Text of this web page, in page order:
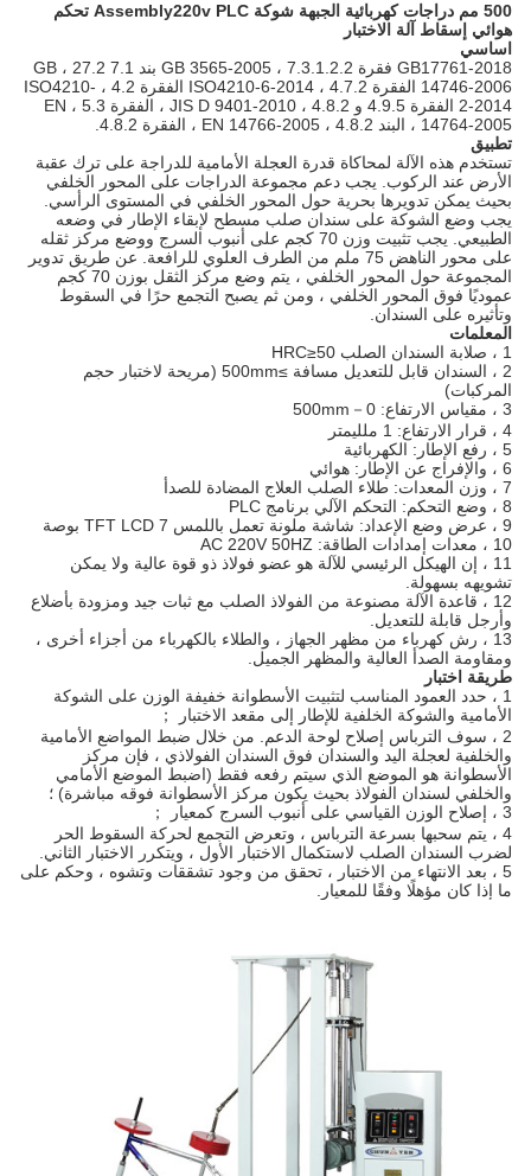
500 مم دراجات كهربائية الجبهة شوكة Assembly220v PLC تحكم
هوائي إسقاط آلة الاختبار
اساسي
GB17761-2018 فقرة 7.3.1.2.2 ، GB 3565-2005 بند 7.1 27.2 ، GB
14746-2006 الفقرة 4.7.2 ، ISO4210-6-2014 الفقرة 4.2 ، ISO4210-
2-2014 الفقرة 4.9.5 و 4.8.2 ، JIS D 9401-2010 ، الفقرة 5.3 ، EN
14764-2005 ، البند 4.8.2 ، EN 14766-2005 ، الفقرة 4.8.2.
تطبيق
تستخدم هذه الآلة لمحاكاة قدرة العجلة الأمامية للدراجة على ترك عقبة
الأرض عند الركوب. يجب دعم مجموعة الدراجات على المحور الخلفي
بحيث يمكن تدويرها بحرية حول المحور الخلفي في المستوى الرأسي.
يجب وضع الشوكة على سندان صلب مسطح لإبقاء الإطار في وضعه
الطبيعي. يجب تثبيت وزن 70 كجم على أنبوب السرج ووضع مركز ثقله
على محور الناهض 75 ملم من الطرف العلوي للرافعة. عن طريق تدوير
المجموعة حول المحور الخلفي ، يتم وضع مركز الثقل بوزن 70 كجم
عموديًا فوق المحور الخلفي ، ومن ثم يصبح التجمع حرًا في السقوط
وتأثيره على السندان.
المعلمات
2 ، السندان قابل للتعديل مسافة ≥500mm (مريحة لاختبار حجم
المركبات)
4 ، قرار الارتفاع: 1 ملليمتر
5 ، رفع الإطار: الكهربائية
10 ، معدات إمدادات الطاقة: AC 220V 50HZ
11 ، إن الهيكل الرئيسي للآلة هو عضو فولاذ ذو قوة عالية ولا يمكن
تشويهه بسهولة.
12 ، قاعدة الآلة مصنوعة من الفولاذ الصلب مع ثبات جيد ومزودة بأضلاع
وأرجل قابلة للتعديل.
13 ، رش كهرباء من مظهر الجهاز ، والطلاء بالكهرباء من أجزاء أخرى ،
ومقاومة الصدأ العالية والمظهر الجميل.
طريقة اختبار
1 ، حدد العمود المناسب لتثبيت الأسطوانة خفيفة الوزن على الشوكة
الأمامية والشوكة الخلفية للإطار إلى مقعد الاختبار ；
2 ، سوف الترباس إصلاح لوحة الدعم. من خلال ضبط المواضع الأمامية
والخلفية لعجلة اليد والسندان فوق السندان الفولاذي ، فإن مركز
الأسطوانة هو الموضع الذي سيتم رفعه فقط (اضبط الموضع الأمامي
والخلفي لسندان الفولاذ بحيث يكون مركز الأسطوانة فوقه مباشرة) ؛
4 ، يتم سحبها بسرعة الترباس ، وتعرض التجمع لحركة السقوط الحر
لضرب السندان الصلب لاستكمال الاختبار الأول ، ويتكرر الاختبار الثاني.
5 ، بعد الانتهاء من الاختبار ، تحقق من وجود تشققات وتشوه ، وحكم على
ما إذا كان مؤهلًا وفقًا للمعيار.